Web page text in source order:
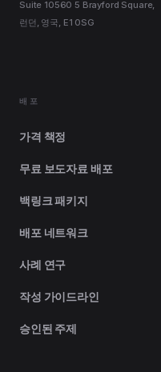
Suite 10560 5 Brayford Square,
런던, 영국, E1 0SG
배포
가격 책정
무료 보도자료 배포
백링크 패키지
배포 네트워크
사례 연구
작성 가이드라인
승인된 주제